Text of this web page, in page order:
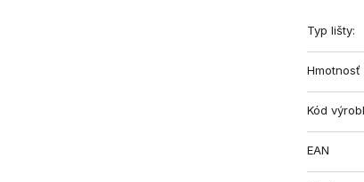
Typ lišty:
Hmotnosť
Kód
EAN